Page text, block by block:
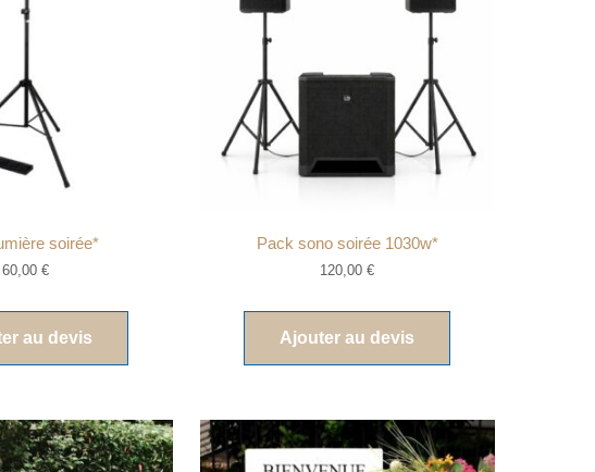
soirée*
60,00 €
au devis
Pack sono soirée 1030w*
120,00€
Ajouter au devis